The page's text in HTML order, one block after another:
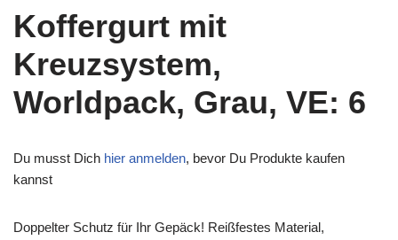
Koffergurt mit
Kreuzsystem,
Worldpack, Grau, VE: 6
Du musst Dich hier anmelden, bevor Du Produkte kaufen
kannst
Doppelter Schutz für Ihr Gepäck! Reißfestes Material,